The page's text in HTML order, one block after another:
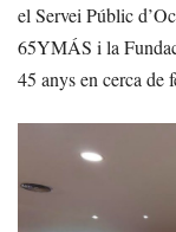
el Servei Públic
65YMÁS i la
45 anys en cerca de